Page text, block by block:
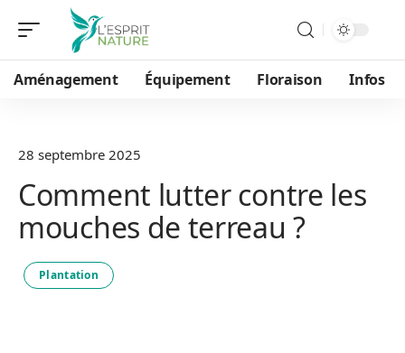
Aménagement Équipement Floraison Infos
28 septembre 2025
Comment lutter contre les
mouches de terreau ?
Plantation